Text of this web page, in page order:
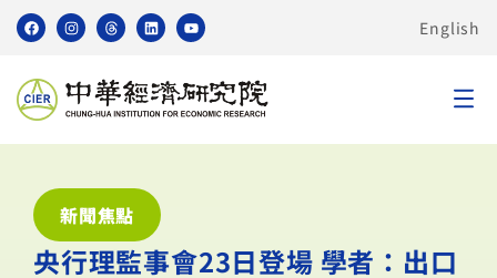
English
新聞焦點
央行理監事會23日登場 學者：出口